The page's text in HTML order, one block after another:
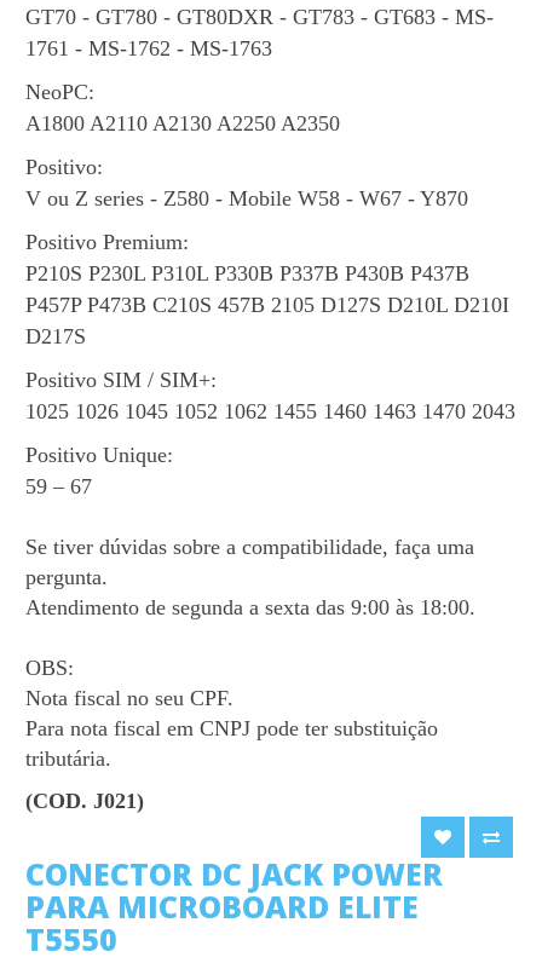
GT70 - GT780 - GT80DXR - GT783 - GT683 - MS-
1761 - MS-1762 - MS-1763
NeoPC:
A1800 A2110 A2130 A2250 A2350
Positivo:
V ou Z series - Z580 - Mobile W58 - W67 - Y870
Positivo Premium:
P210S P230L P310L P330B P337B P430B P437B
P457P P473B C210S 457B 2105 D127S D210L D210I
D217S
Positivo SIM / SIM+:
1025 1026 1045 1052 1062 1455 1460 1463 1470 2043
Positivo Unique:
59 – 67
Se tiver dúvidas sobre a compatibilidade, faça uma
pergunta.
Atendimento de segunda a sexta das 9:00 às 18:00.
OBS:
Nota fiscal no seu CPF.
Para nota fiscal em CNPJ pode ter substituição
tributária.
(COD. J021)
CONECTOR DC JACK POWER
PARA MICROBOARD ELITE
T5550